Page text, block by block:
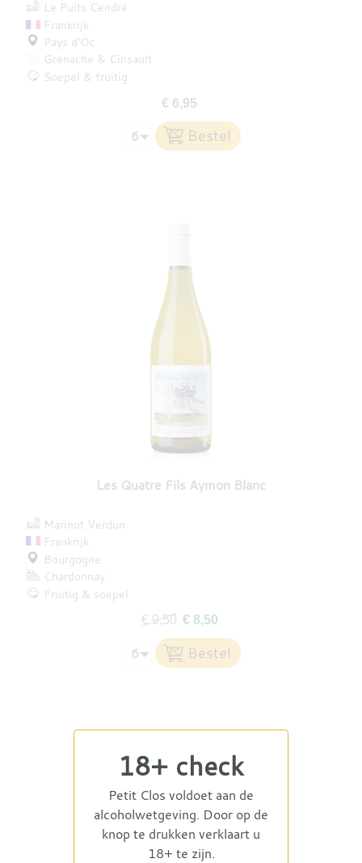
Le Puits Cendré
Frankrijk
Pays d’Oc
Grenache
Cinsault
Soepel & fruitig
€ 6,95
Les Quatre Fils Aymon Blanc
Marinot Verdun
Frankrijk
Bourgogne
Chardonnay
Fruitig & soepel
€ 9,50 € 8,50
18+ check
Petit Clos voldoet aan de
alcoholwetgeving. Door op de
knop te drukken verklaart u
18+ te zijn.